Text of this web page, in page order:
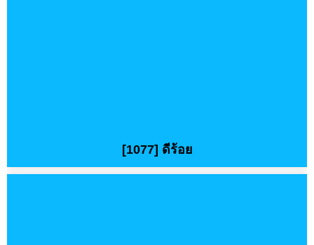
[1077] ดีร้อย